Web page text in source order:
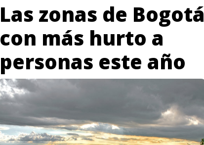
Las zonas de Bogotá
con más hurto a
personas este año